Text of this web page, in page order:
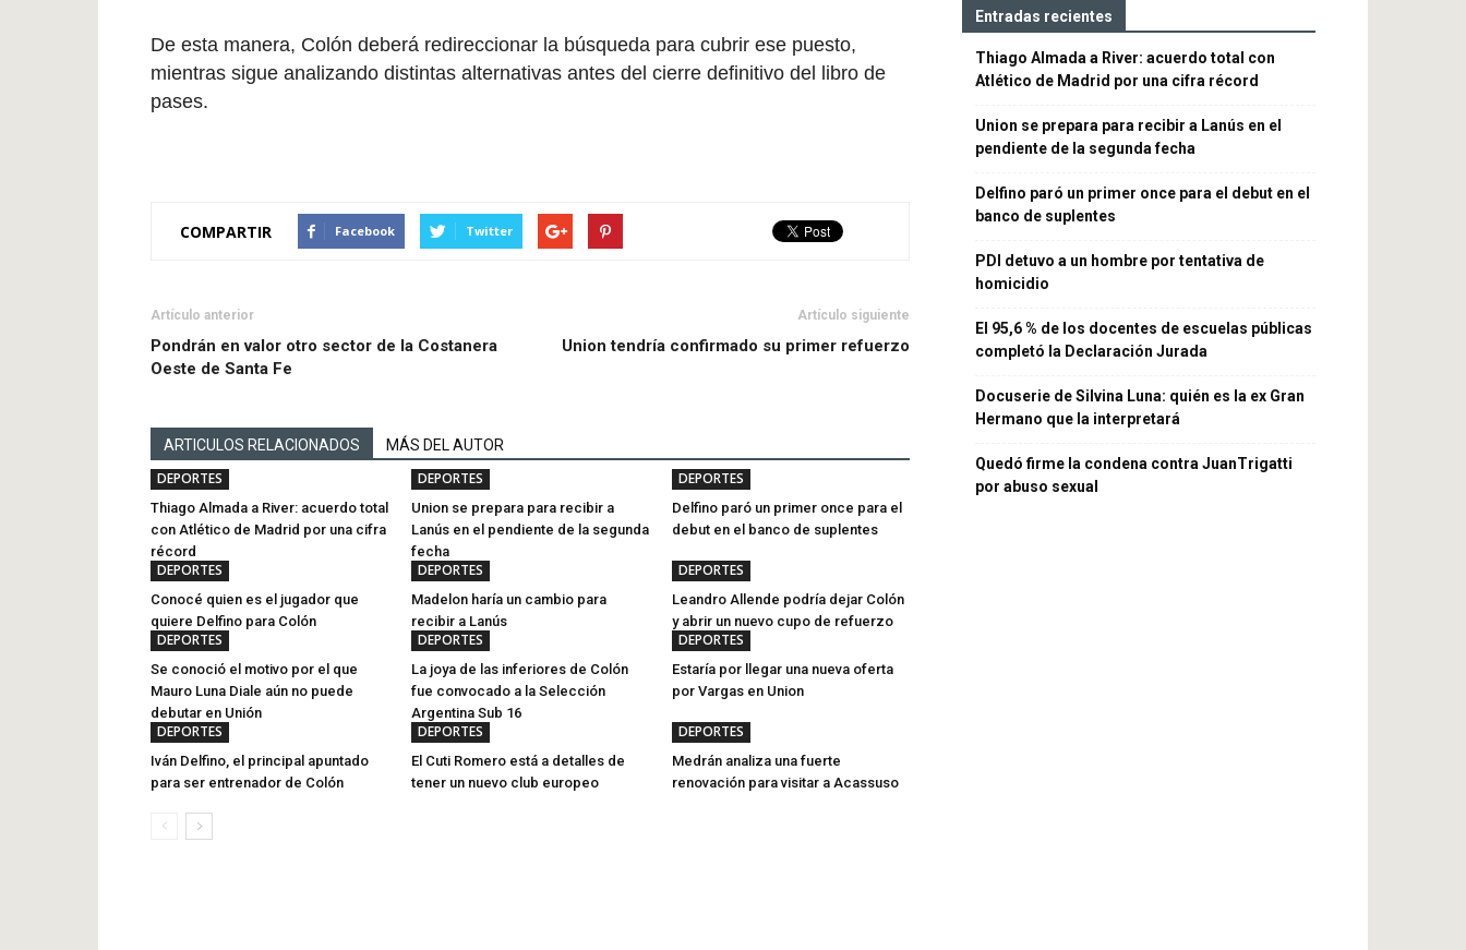
De esta manera, Colón deberá redireccionar la búsqueda para cubrir ese puesto,
mientras sigue analizando distintas alternativas antes del cierre definitivo del libro de
pases.
COMPARTIR Facebook Twitter
Artículo anterior
Pondrán en valor otro sector de la Costanera
Oeste de Santa Fe
Artículo siguiente
Union tendría confirmado su primer refuerzo
ARTICULOS RELACIONADOS MÁS DEL AUTOR
DEPORTES
Thiago Almada a River: acuerdo total
con Atlético de Madrid por una cifra
récord
DEPORTES
Union se prepara para recibir a
Lanús en el pendiente de la segunda
fecha
DEPORTES
Delfino paró un primer once para el
debut en el banco de suplentes
DEPORTES
Conocé quien es el jugador que
quiere Delfino para Colón
DEPORTES
Madelon haría un cambio para
recibir a Lanús
DEPORTES
Leandro Allende podría dejar Colón
y abrir un nuevo cupo de refuerzo
DEPORTES
Se conoció el motivo por el que
Mauro Luna Diale aún no puede
debutar en Unión
DEPORTES
La joya de las inferiores de Colón
fue convocado a la Selección
Argentina Sub 16
DEPORTES
Estaría por llegar una nueva oferta
por Vargas en Union
DEPORTES
Iván Delfino, el principal apuntado
para ser entrenador de Colón
DEPORTES
El Cuti Romero está a detalles de
tener un nuevo club europeo
DEPORTES
Medrán analiza una fuerte
renovación para visitar a Acassuso
Entradas recientes
Thiago Almada a River: acuerdo total con
Atlético de Madrid por una cifra récord
Union se prepara para recibir a Lanús en el
pendiente de la segunda fecha
Delfino paró un primer once para el debut en el
banco de suplentes
PDI detuvo a un hombre por tentativa de
homicidio
El 95,6 % de los docentes de escuelas públicas
completó la Declaración Jurada
Docuserie de Silvina Luna: quién es la ex Gran
Hermano que la interpretará
Quedó firme la condena contra JuanTrigatti
por abuso sexual